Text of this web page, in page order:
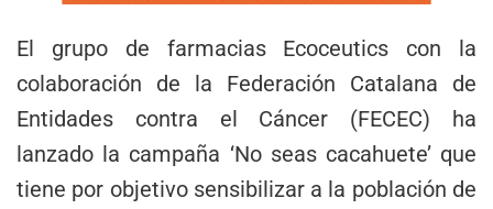
El grupo de farmacias Ecoceutics con la
colaboración de la Federación Catalana de
Entidades contra el Cáncer (FECEC) ha
lanzado la campaña ‘No seas cacahuete’ que
tiene por objetivo sensibilizar a la población de